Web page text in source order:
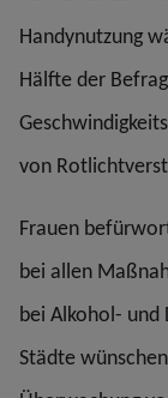
Handynutzung
Hälfte der
von
Frauen
bei allen
bei Alkohol-
Städte